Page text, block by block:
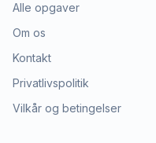
Alle opgaver
Om os
Kontakt
Privatlivspolitik
Vilkår og betingelser